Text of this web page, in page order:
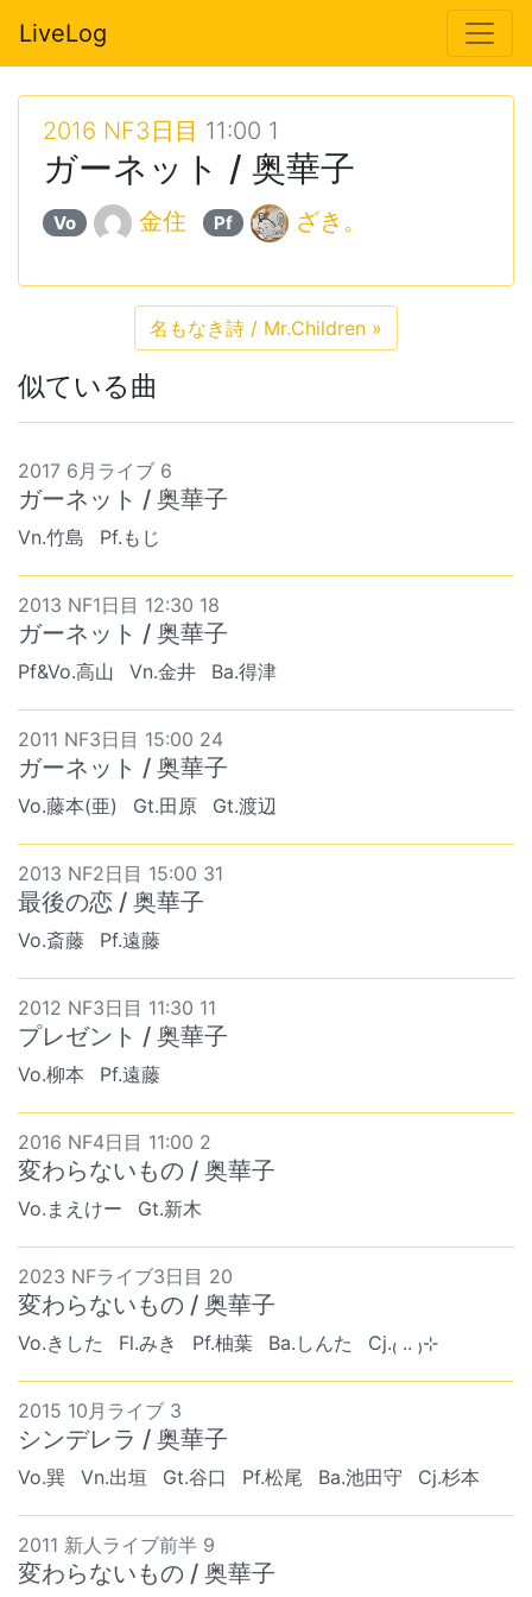
LiveLog
2016 NF3日目 11:00 1
ガーネット / 奥華子
Vo 金住 Pf ざき。
名もなき詩 / Mr.Children »
似ている曲
2017 6月ライブ 6
ガーネット / 奥華子
Vn.竹島 Pf.もじ
2013 NF1日目 12:30 18
ガーネット / 奥華子
Pf&Vo.高山 Vn.金井 Ba.得津
2011 NF3日目 15:00 24
ガーネット / 奥華子
Vo.藤本(亜) Gt.田原 Gt.渡辺
2013 NF2日目 15:00 31
最後の恋 / 奥華子
Vo.斎藤 Pf.遠藤
2012 NF3日目 11:30 11
プレゼント / 奥華子
Vo.柳本 Pf.遠藤
2016 NF4日目 11:00 2
変わらないもの / 奥華子
Vo.まえけー Gt.新木
2023 NFライブ3日目 20
変わらないもの / 奥華子
Vo.きした Fl.みき Pf.柚葉 Ba.しんた Cj.₍ .. ₎⊹
2015 10月ライブ 3
シンデレラ / 奥華子
Vo.巽 Vn.出垣 Gt.谷口 Pf.松尾 Ba.池田守 Cj.杉本
2011 新人ライブ前半 9
変わらないもの / 奥華子